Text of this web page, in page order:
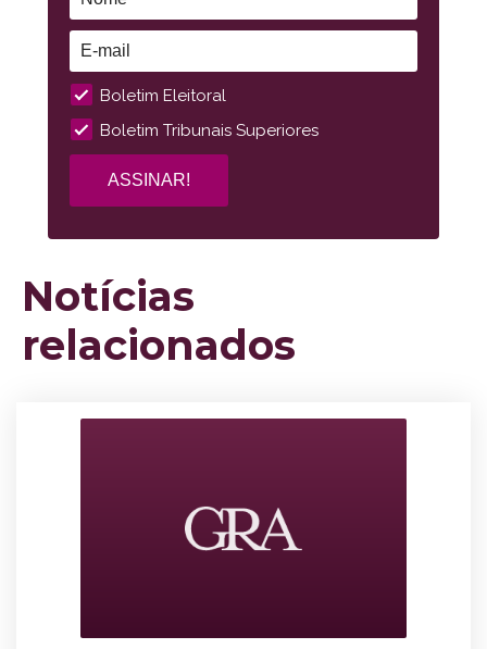
Boletim Eleitoral
Boletim Tribunais Superiores
Notícias
relacionados